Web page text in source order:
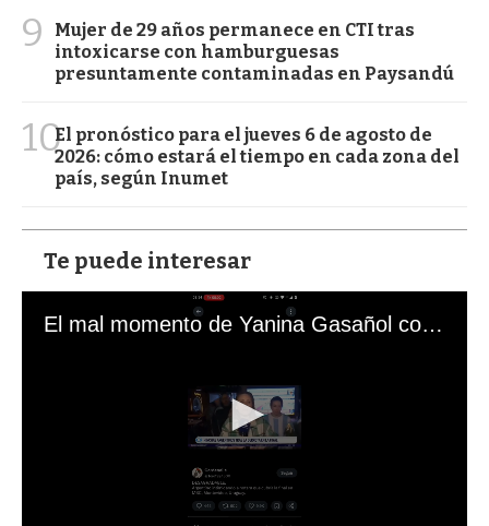
9
Mujer de 29 años permanece en CTI tras
intoxicarse con hamburguesas
presuntamente contaminadas en Paysandú
10El pronóstico para el jueves 6 de agosto de
2026: cómo estará el tiempo en cada zona del
país, según Inumet
Te puede interesar
El mal momento de Yanina Gasañol con un hincha argentino en "Subrayado"